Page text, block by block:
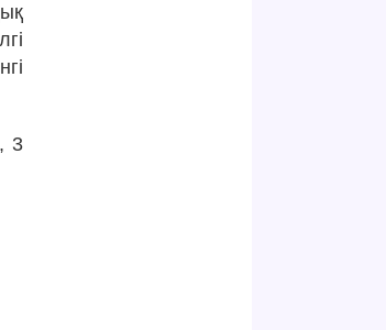
3